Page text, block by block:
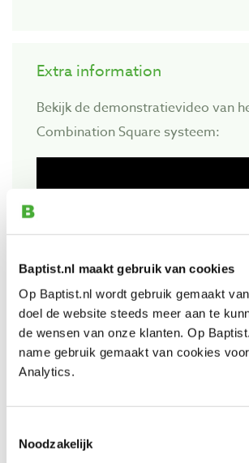
Baptist.nl maakt gebruik van cookies
Op Baptist.nl wordt gebruik gemaakt
doel de website steeds meer aan te
de wensen van onze klanten. Op
name gebruik gemaakt van cookies
Analytics.
Noodzakelijk
Extra information
Bekijk de demonstratievideo van
Combination Square systeem:
Also view
Woodpeckers